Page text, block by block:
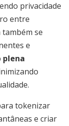
privacidade
entre
se
e
plena
tokenizar
e criar